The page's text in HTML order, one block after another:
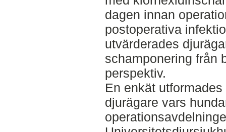
dagen innan
postoperativa
utvärderades
schamponering från
perspektiv.
En enkät
djurägare vars